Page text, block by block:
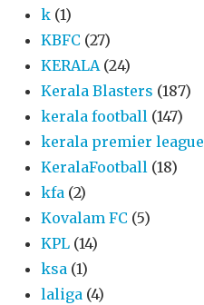
k (1)
KBFC (27)
KERALA (24)
Kerala Blasters (187)
kerala football (147)
kerala premier league
KeralaFootball (18)
kfa (2)
Kovalam FC (5)
KPL (14)
ksa (1)
laliga (4)